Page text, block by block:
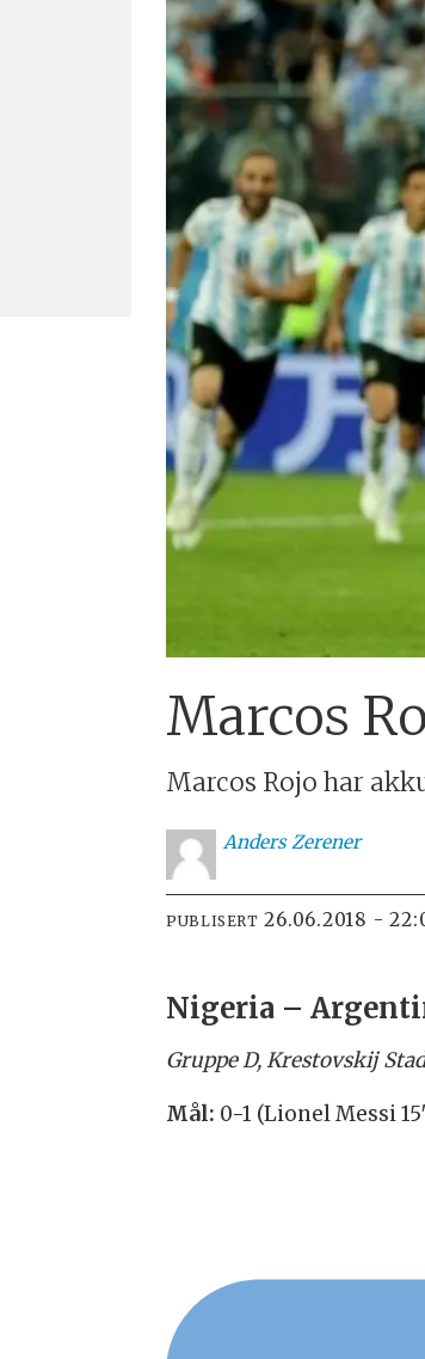
Marcos
Marcos Rojo har
Anders Zerener
PUBLISERT 26.06.2018 -
Nigeria –
Gruppe D, Krestovskij
Mål: 0-1 (Lionel Messi